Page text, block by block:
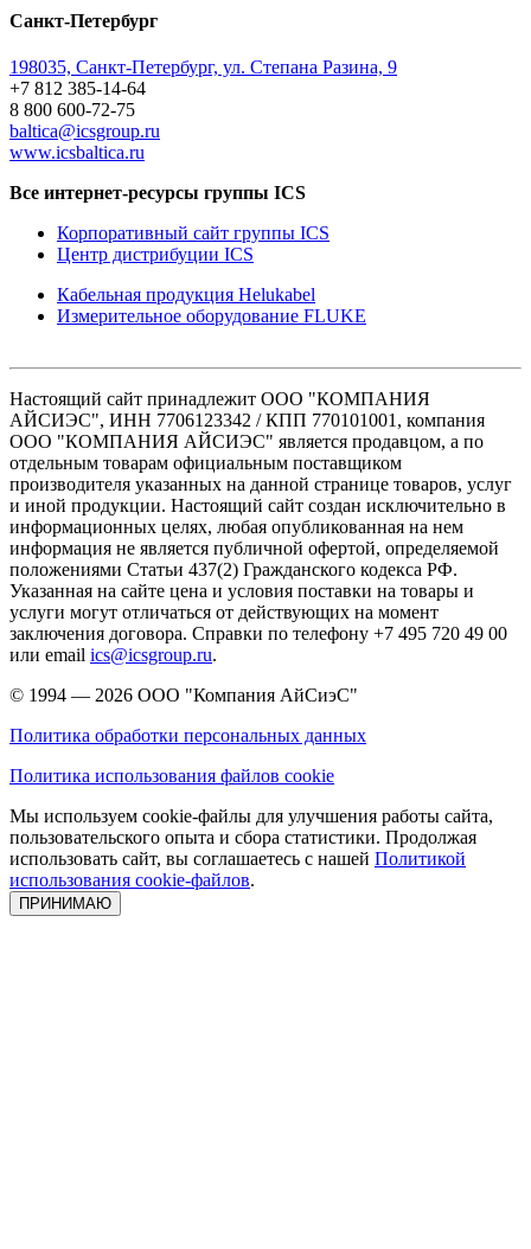
Санкт-Петербург
198035, Санкт-Петербург, ул. Степана Разина, 9
+7 812 385-14-64
8 800 600-72-75
baltica@icsgroup.ru
www.icsbaltica.ru
Все интернет-ресурсы группы ICS
Корпоративный сайт группы ICS
Центр дистрибуции ICS
Кабельная продукция Helukabel
Измерительное оборудование FLUKE
Настоящий сайт принадлежит ООО "КОМПАНИЯ
АЙСИЭС", ИНН 7706123342 / КПП 770101001, компания
ООО "КОМПАНИЯ АЙСИЭС" является продавцом, а по
отдельным товарам официальным поставщиком
производителя указанных на данной странице товаров, услуг
и иной продукции. Настоящий сайт создан исключительно в
информационных целях, любая опубликованная на нем
информация не является публичной офертой, определяемой
положениями Статьи 437(2) Гражданского кодекса РФ.
Указанная на сайте цена и условия поставки на товары и
услуги могут отличаться от действующих на момент
заключения договора. Справки по телефону +7 495 720 49 00
или email ics@icsgroup.ru.
© 1994 — 2026 ООО "Компания АйСиэС"
Политика обработки персональных данных
Политика использования файлов cookie
Мы используем cookie-файлы для улучшения работы сайта,
пользовательского опыта и сбора статистики. Продолжая
использовать сайт, вы соглашаетесь с нашей Политикой
использования cookie-файлов.
ПРИНИМАЮ